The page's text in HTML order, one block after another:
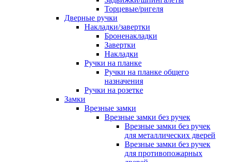
Торцевые/ригеля
Дверные ручки
Накладки/завертки
Броненакладки
Завертки
Накладки
Ручки на планке
Ручки на планке общего
назначения
Ручки на розетке
Замки
Врезные замки
Врезные замки без ручек
Врезные замки без ручек
для металлических дверей
Врезные замки без ручек
для противопожарных